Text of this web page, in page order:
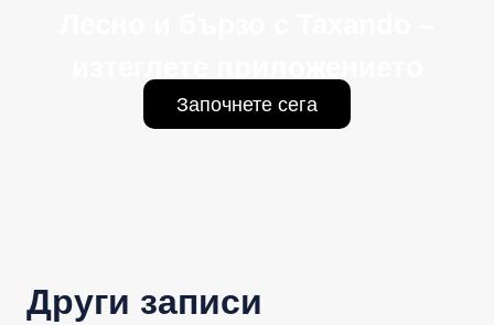
Започнете сега
Други записи